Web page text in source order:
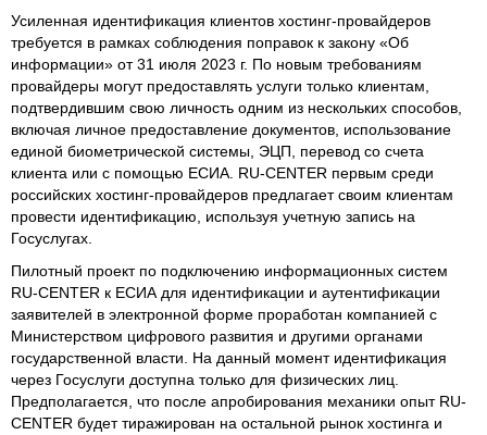
Усиленная идентификация клиентов хостинг-провайдеров
требуется в рамках соблюдения поправок к закону «Об
информации» от 31 июля 2023 г. По новым требованиям
провайдеры могут предоставлять услуги только клиентам,
подтвердившим свою личность одним из нескольких способов,
включая личное предоставление документов, использование
единой биометрической системы, ЭЦП, перевод со счета
клиента или с помощью ЕСИА. RU-CENTER первым среди
российских хостинг-провайдеров предлагает своим клиентам
провести идентификацию, используя учетную запись на
Госуслугах.
Пилотный проект по подключению информационных систем
RU-CENTER к ЕСИА для идентификации и аутентификации
заявителей в электронной форме проработан компанией с
Министерством цифрового развития и другими органами
государственной власти. На данный момент идентификация
через Госуслуги доступна только для физических лиц.
Предполагается, что после апробирования механики опыт RU-
CENTER будет тиражирован на остальной рынок хостинга и